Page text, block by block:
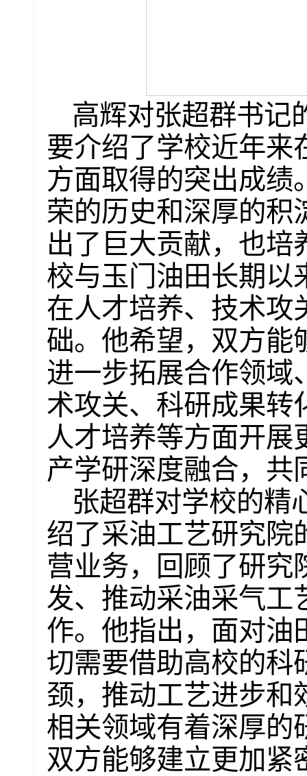
高辉对张超群书记
要介绍了学校近年来
方面取得的突出成绩
荣的历史和深厚的积
出了巨大贡献，也培
校与玉门油田长期以
在人才培养、技术攻
础。他希望，双方能
进一步拓展合作领域
术攻关、科研成果转
人才培养等方面开展
产学研深度融合，共
张超群对学校的精
绍了采油工艺研究院
营业务，回顾了研究
发、推动采油采气工
作。他指出，面对油
切需要借助高校的科
颈，推动工艺进步和
相关领域有着深厚的
双方能够建立更加紧